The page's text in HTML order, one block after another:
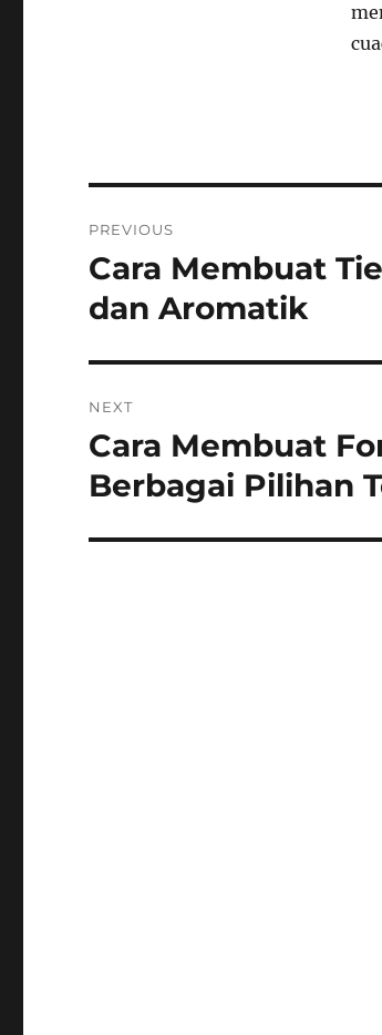
pos
PREVIOUS
Previous
post:
Cara Membuat
dan Aromatik
NEXT
Next
post:
Cara Membuat
Berbagai Pilihan